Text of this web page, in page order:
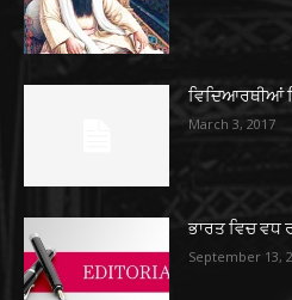
ਵਿਦਿਆਰਥੀਆਂ
March 3, 2017
ਭਾਰਤ ਵਿਚ ਵਧ
September 13,